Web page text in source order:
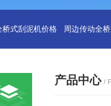
桥式刮泥机价格 周边传动全
产品中心 /